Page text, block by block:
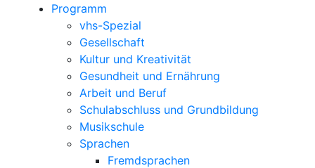
Programm
vhs-Spezial
Gesellschaft
Kultur und Kreativität
Gesundheit und Ernährung
Arbeit und Beruf
Schulabschluss und Grundbildung
Musikschule
Sprachen
Fremdsprachen